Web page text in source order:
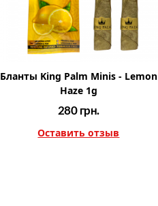
Бланты King Palm Minis - Lemon
Haze 1g
280 грн.
Оставить отзыв